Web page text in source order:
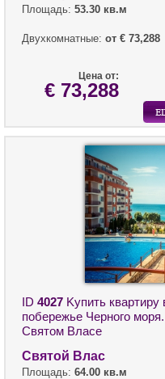
Площадь: 53.30 кв.м
Двухкомнатные: от € 73,288
Цена от:
€ 73,288
ID 4027 Kупить
побережье Черного
Святом Власе
Святой Влас
Площадь: 64.00 кв.м